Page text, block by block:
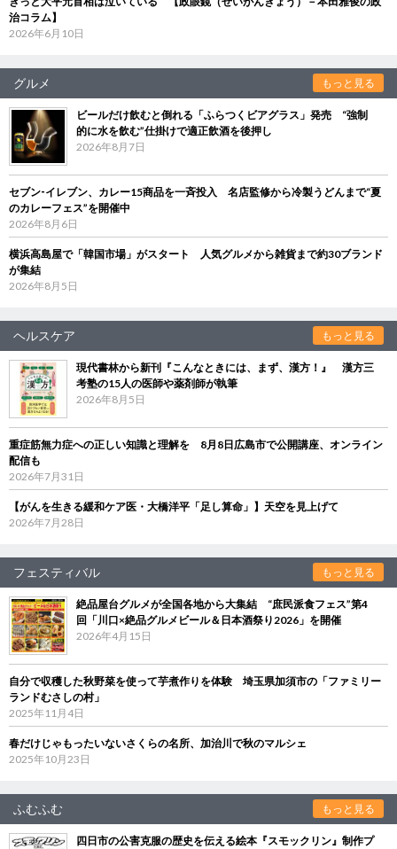
治コラム】
2026年6月10日
グルメ もっと見る
ビールだけ飲むと倒れる「ふらつくビアグラス」発売 “強制
的に水を飲む”仕掛けで適正飲酒を後押し
2026年8月7日
セブン‐イレブン、カレー15商品を一斉投入 名店監修から冷製うどんまで“夏
のカレーフェス”を開催中
2026年8月6日
横浜高島屋で「韓国市場」がスタート 人気グルメから雑貨まで約30ブランド
が集結
2026年8月5日
ヘルスケア もっと見る
現代書林から新刊『こんなときには、まず、漢方！』 漢方三
考塾の15人の医師や薬剤師が執筆
2026年8月5日
重症筋無力症への正しい知識と理解を 8月8日広島市で公開講座、オンライン
配信も
2026年7月31日
【がんを生きる緩和ケア医・大橋洋平「足し算命」】天空を見上げて
2026年7月28日
フェスティバル もっと見る
絶品屋台グルメが全国各地から大集結 “庶民派食フェス”第4
回「川口×絶品グルメビール＆日本酒祭り2026」を開催
2026年4月15日
自分で収穫した秋野菜を使って芋煮作りを体験 埼玉県加須市の「ファミリー
ランドむさしの村」
2025年11月4日
春だけじゃもったいないさくらの名所、加治川で秋のマルシェ
2025年10月23日
ふむふむ もっと見る
四日市の公害克服の歴史を伝える絵本『スモックリン』制作プ